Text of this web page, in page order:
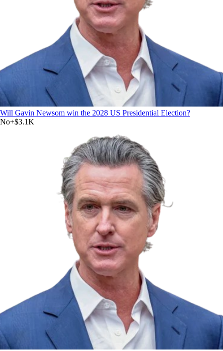
Will Gavin Newsom win the 2028 US Presidential Election?
No+$3.1K